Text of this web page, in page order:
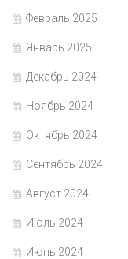
Февраль 2025
Январь 2025
Декабрь 2024
Ноябрь 2024
Октябрь 2024
Сентябрь 2024
Август 2024
Июль 2024
Июнь 2024